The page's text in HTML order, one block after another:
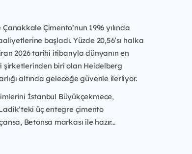
Çimento’nun 1996 yılında
başladı. Yüzde 20,56’sı halka
2026 tarihi itibarıyla dünyanın en
şirketlerinden biri olan Heidelberg
altında geleceğe güvenle ilerliyor.
İstanbul Büyükçekmece,
üç entegre çimento
Betonsa markası ile hazır...